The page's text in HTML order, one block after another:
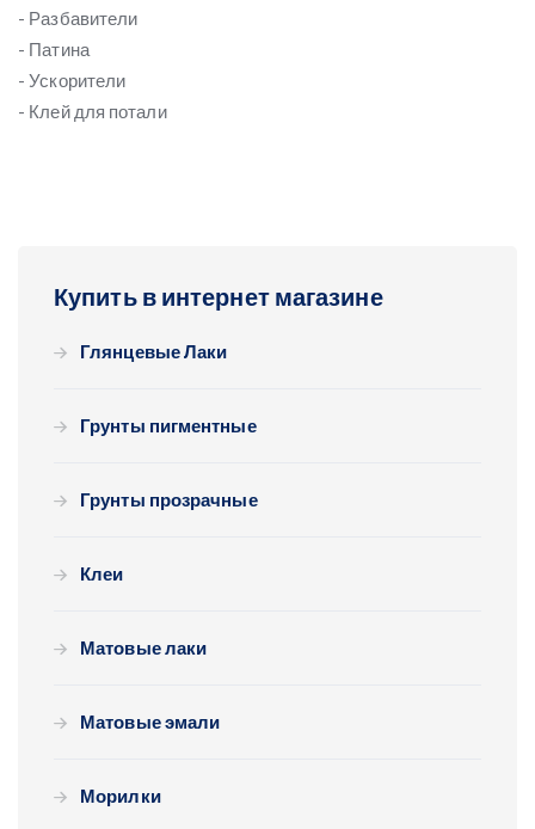
- Разбавители
- Патина
- Ускорители
- Клей для потали
Купить в интернет магазине
Глянцевые Лаки
Грунты пигментные
Грунты прозрачные
Клеи
Матовые лаки
Матовые эмали
Морилки